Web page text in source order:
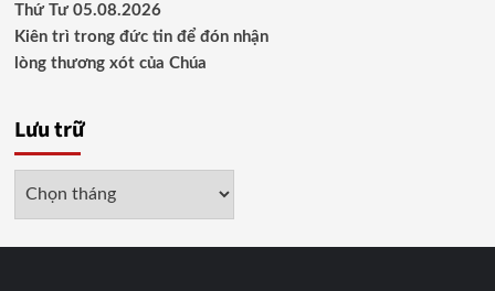
Thứ Tư 05.08.2026
Kiên trì trong đức tin để đón nhận
lòng thương xót của Chúa
Lưu trữ